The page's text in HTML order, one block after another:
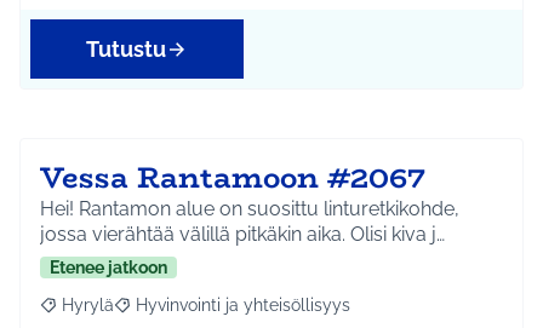
Tutustu
Vessa Rantamoon #2067
Hei! Rantamon alue on suosittu linturetkikohde,
jossa vierähtää välillä pitkäkin aika. Olisi kiva j…
Etenee jatkoon
Rajaa tulokset aihepiirin mukaan: Hyrylä
Hyrylä Rajaa tulokset teeman mukaan: Hyvinvointi ja
Hyvinvointi ja yhteisöllisyys